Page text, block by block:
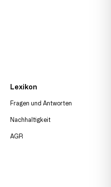
Lexikon
Fragen und Antworten
Nachhaltigkeit
AGR